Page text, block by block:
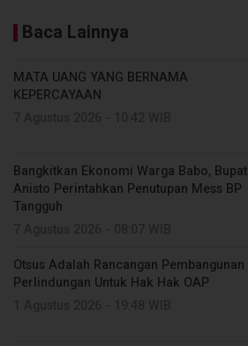
Baca Lainnya
MATA UANG YANG BERNAMA
KEPERCAYAAN
Bangkitkan Ekonomi Warga Babo, Bupati
Anisto Perintahkan Penutupan Mess BP
Tangguh
Otsus Adalah Rancangan Pembangunan
Perlindungan Untuk Hak Hak OAP